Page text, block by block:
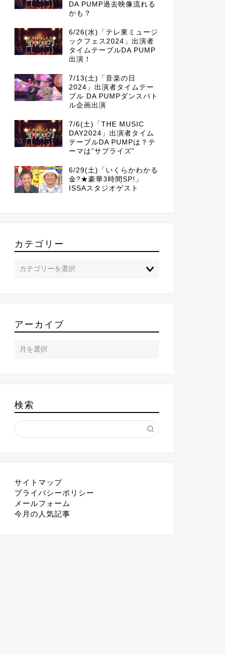
DA PUMP過去映像流れる
かも？
6/26(水)「テレ東ミュージ
ックフェス2024」出演者
タイムテーブルDA PUMP
出演！
7/13(土)「音楽の日
2024」出演者タイムテー
ブル DA PUMPダンスバト
ル企画出演
7/6(土)「THE MUSIC
DAY2024」出演者タイム
テーブルDA PUMPは？テ
ーマは”サプライズ”
6/29(土)「いくらかわかる
金?★豪華3時間SP!」
ISSAスタジオゲスト
カテゴリー
アーカイブ
検索
サイトマップ
プライバシーポリシー
メールフォーム
今月の人気記事